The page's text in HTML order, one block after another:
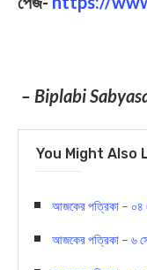
– Biplabi
You Might Also
আজকের পত্রিকা – ০৪
আজকের পত্রিকা – ৬